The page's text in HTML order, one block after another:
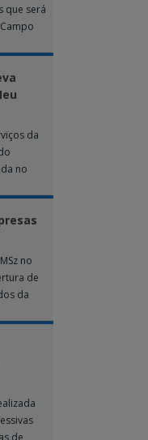
que será
da
no
no
de
da
de